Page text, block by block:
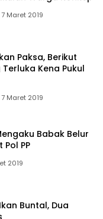
Maret 2019
Paksa, Berikut
Kena Pukul
Maret 2019
Babak Belur
PP
2019
Buntal, Dua